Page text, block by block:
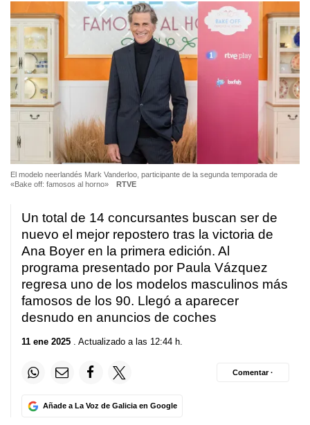
El modelo neerlandés Mark Vanderloo, participante de la segunda temporada de
«Bake off: famosos al horno»
RTVE
Un total de 14 concursantes buscan ser de
nuevo el mejor repostero tras la victoria de
Ana Boyer en la primera edición. Al
programa presentado por Paula Vázquez
regresa uno de los modelos masculinos más
famosos de los 90. Llegó a aparecer
desnudo en anuncios de coches
11 ene 2025 . Actualizado a las 12:44 h.
Añade a La Voz de Galicia en Google
Comentar ·